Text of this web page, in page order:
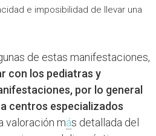
e imposibilidad de llevar una
de estas manifestaciones,
con los pediatras y
por lo general
centros especializados
valoración más detallada del